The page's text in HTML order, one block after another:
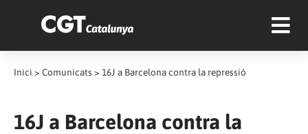
Inici > Comunicats > 16J a Barcelona contra la repressió
16J a Barcelona contra la